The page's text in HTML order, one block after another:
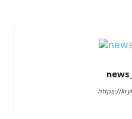
https://